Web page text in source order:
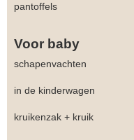
pantoffels
Voor baby
schapenvachten
in de kinderwagen
kruikenzak + kruik